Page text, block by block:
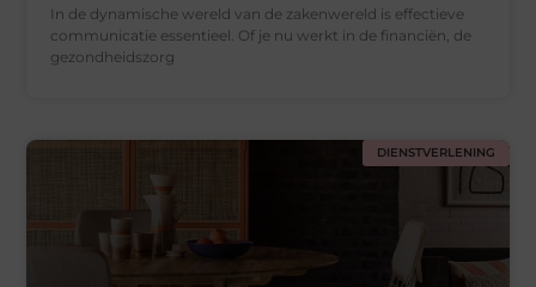
In de dynamische wereld van de zakenwereld is effectieve
communicatie essentieel. Of je nu werkt in de financiën, de
gezondheidszorg
DIENSTVERLENING